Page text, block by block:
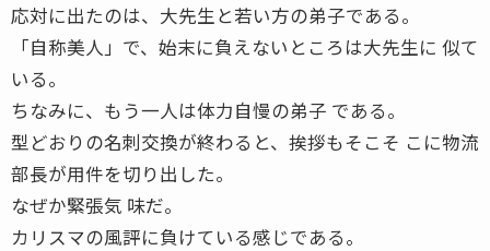
応対に出たのは、大先生と若い方の弟子である。
「自称美人」で、始末に負えないところは大先生に 似て
いる。
ちなみに、もう一人は体力自慢の弟子 である。
型どおりの名刺交換が終わると、挨拶もそこそ こに物流
部長が用件を切り出した。
なぜか緊張気 味だ。
カリスマの風評に負けている感じである。